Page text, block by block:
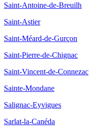
Saint-Antoine-de-Breuilh
Saint-Astier
Saint-Méard-de-Gurçon
Saint-Pierre-de-Chignac
Saint-Vincent-de-Connezac
Sainte-Mondane
Salignac-Eyvigues
Sarlat-la-Canéda